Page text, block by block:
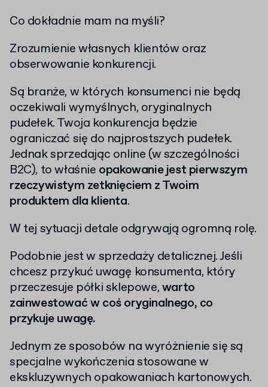
Co dokładnie mam na myśli?
Zrozumienie własnych klientów oraz
obserwowanie konkurencji.
Są branże, w których konsumenci nie będą
oczekiwali wymyślnych, oryginalnych
pudełek. Twoja konkurencja będzie
ograniczać się do najprostszych pudełek.
Jednak sprzedając online (w szczególności
B2C), to właśnie opakowanie jest pierwszym
rzeczywistym zetknięciem z Twoim
produktem dla klienta.
W tej sytuacji detale odgrywają ogromną rolę.
Podobnie jest w sprzedaży detalicznej. Jeśli
chcesz przykuć uwagę konsumenta, który
przeczesuje półki sklepowe,warto
zainwestować w coś oryginalnego, co
przykuje uwagę.
Jednym ze sposobów na wyróżnienie się są
specjalne wykończenia stosowane w
ekskluzywnych opakowaniach kartonowych.